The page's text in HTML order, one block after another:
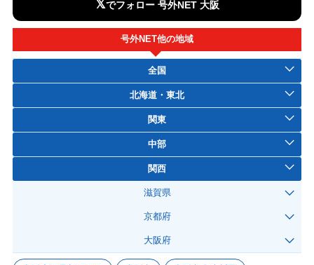
𝕏でフォロー 号外NET 大阪
号外NET他の地域
全国
北海道・東北
関東
中部
関西
滋賀県
京都府
大阪府